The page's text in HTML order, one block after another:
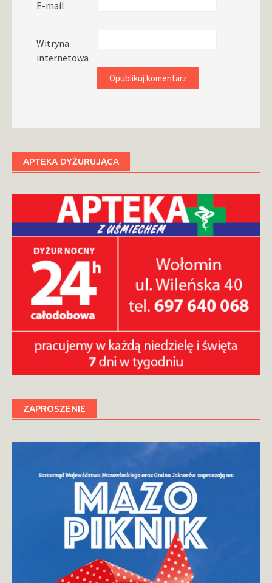
E-mail
Witryna
internetowa
APTEKA DYŻURUJĄCA
ZAPROSZENIE